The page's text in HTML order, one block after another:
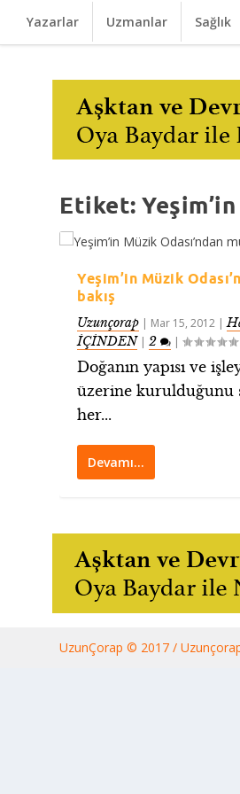
Yazarlar Uzmanlar Sağlık
Etiket:
Yeşim’in Müzik
bakış
Uzunçorap | Mar 15, 2012 |
İÇİNDEN|2 |
Doğanın yapısı ve
üzerine kurulduğunu
her...
Devamı…
UzunÇorap © 2017 /